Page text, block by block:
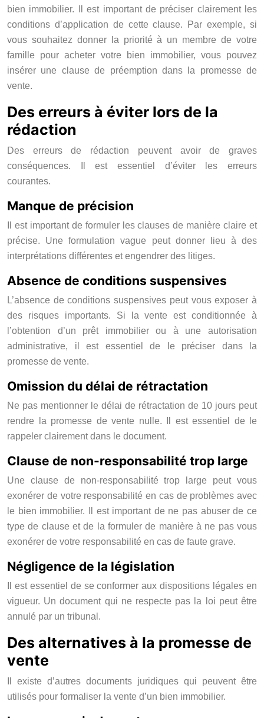
bien immobilier. Il est important de préciser clairement les
conditions d’application de cette clause. Par exemple, si
vous souhaitez donner la priorité à un membre de votre
famille pour acheter votre bien immobilier, vous pouvez
insérer une clause de préemption dans la promesse de
vente.
Des erreurs à éviter lors de la
rédaction
Des erreurs de rédaction peuvent avoir de graves
conséquences. Il est essentiel d’éviter les erreurs
courantes.
Manque de précision
Il est important de formuler les clauses de manière claire et
précise. Une formulation vague peut donner lieu à des
interprétations différentes et engendrer des litiges.
Absence de conditions suspensives
L’absence de conditions suspensives peut vous exposer à
des risques importants. Si la vente est conditionnée à
l’obtention d’un prêt immobilier ou à une autorisation
administrative, il est essentiel de le préciser dans la
promesse de vente.
Omission du délai de rétractation
Ne pas mentionner le délai de rétractation de 10 jours peut
rendre la promesse de vente nulle. Il est essentiel de le
rappeler clairement dans le document.
Clause de non-responsabilité trop large
Une clause de non-responsabilité trop large peut vous
exonérer de votre responsabilité en cas de problèmes avec
le bien immobilier. Il est important de ne pas abuser de ce
type de clause et de la formuler de manière à ne pas vous
exonérer de votre responsabilité en cas de faute grave.
Négligence de la législation
Il est essentiel de se conformer aux dispositions légales en
vigueur. Un document qui ne respecte pas la loi peut être
annulé par un tribunal.
Des alternatives à la promesse de
vente
Il existe d’autres documents juridiques qui peuvent être
utilisés pour formaliser la vente d’un bien immobilier.